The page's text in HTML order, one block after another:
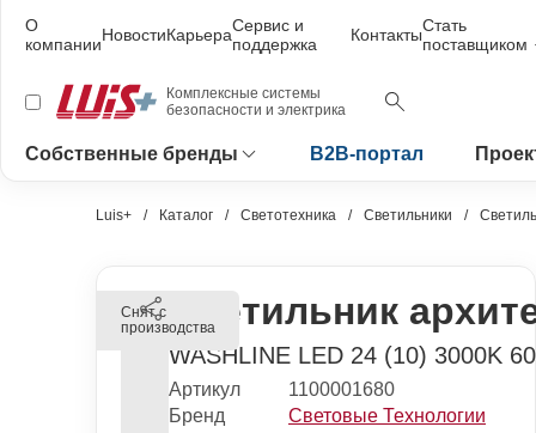
О
компанииНовостиКарьераСервис и
поддержка
КонтактыСтать
поставщиком
Комплексные системы
безопасности и электрика
Собственные бренды B2B-портал
Luis+ Каталог Светотехника Светильники
Снят с
производстваСветильник
WASHLINE LED 24 (10) 3000K
Артикул
1100001680
Бренд
Световые Технологии